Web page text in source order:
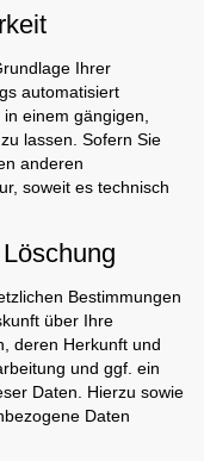
Ihrer
automatisiert
einem gängigen,
lassen. Sofern Sie
anderen
soweit es technisch
Bestimmungen
über Ihre
deren Herkunft und
und ggf. ein
Daten. Hierzu sowie
Daten